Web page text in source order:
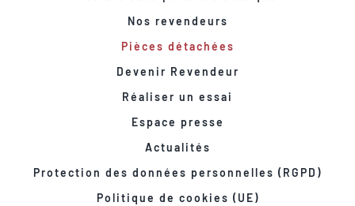
Nos revendeurs
Pièces détachées
Devenir Revendeur
Réaliser un essai
Espace presse
Actualités
Protection des données personnelles (RGPD)
Politique de cookies (UE)